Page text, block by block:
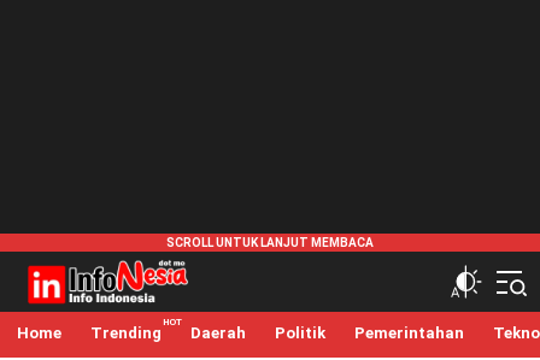
infonesia.me
Info Indonesia
Home Trending Daerah Politik Pemerintahan Tekno